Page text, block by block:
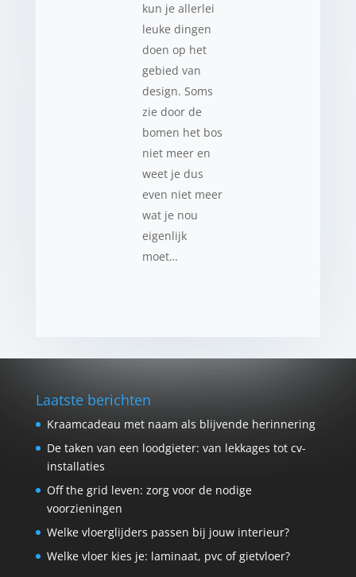
kun je allerlei
leuke dingen
doen op het
gebied van
design. Soms
zie door de
bomen het bos
niet meer en
weet je dus
even niet meer
wat je nou
eigenlijk
moet…
Laatste berichten
Kraamcadeau met naam als blijvende herinnering
De taken van een loodgieter: van lekkages tot cv-
installaties
Off the grid leven: zorg voor de nodige
voorzieningen
Welke vloerglijders passen bij jouw interieur?
Welke vloer kies je: laminaat, pvc of gietvloer?